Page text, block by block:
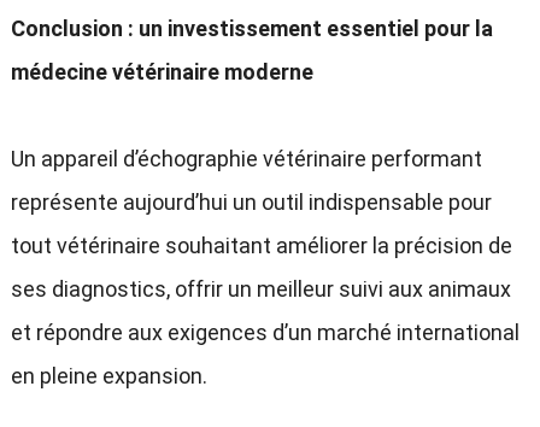
Conclusion : un investissement essentiel pour la
médecine vétérinaire moderne
Un appareil d’échographie vétérinaire performant
représente aujourd’hui un outil indispensable pour
tout vétérinaire souhaitant améliorer la précision de
ses diagnostics, offrir un meilleur suivi aux animaux
et répondre aux exigences d’un marché international
en pleine expansion.